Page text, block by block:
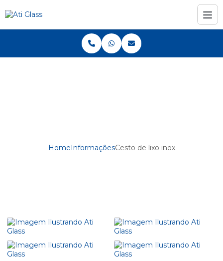
HomeInformaçõesCesto de lixo inox